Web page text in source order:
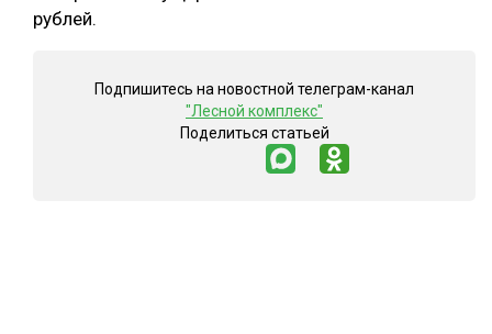
рублей.
Подпишитесь на новостной телеграм-канал
"Лесной комплекс"
Поделиться статьей